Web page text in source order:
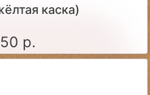
каска)
р.